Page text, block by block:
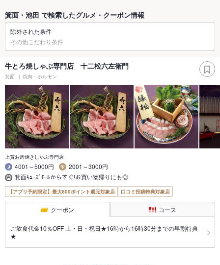
箕面・池田 で検索したグルメ・クーポン情報
除外された条件
その他こだわり条件
牛とろ焼しゃぶ専門店 十二松六左衛門
箕面 焼肉・ホルモン
上質お肉焼きしゃぶ専門店
4001～5000円
2001～3000円
箕面ｷｭｰｽﾞﾓｰﾙからすぐ!お買い物帰りにも◎
【アプリ予約限定】最大800ポイント還元対象店 口コミ投稿特典対象店
クーポン コース
ご飲食代金10％OFF 土・日・祝日★16時から16時30分までの早割特典
★